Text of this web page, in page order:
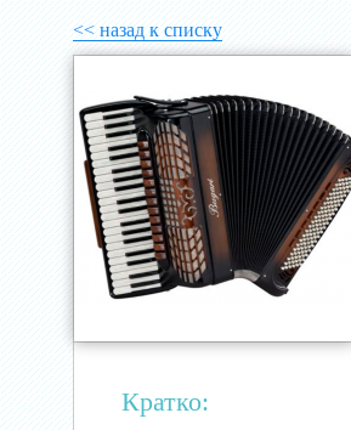
<< назад к списку
Кратко: